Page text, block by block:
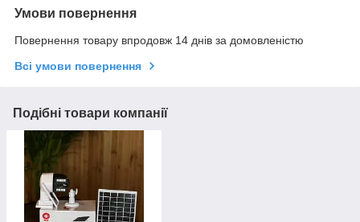
Умови повернення
Повернення товару впродовж 14 днів за домовленістю
Всі умови повернення
Подібні товари компанії